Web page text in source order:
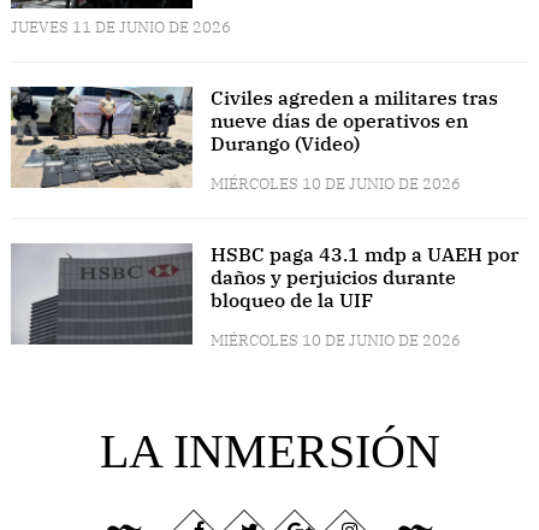
JUEVES 11 DE JUNIO DE 2026
Civiles agreden a militares tras
nueve días de operativos en
Durango (Video)
MIÉRCOLES 10 DE JUNIO DE 2026
HSBC paga 43.1 mdp a UAEH por
daños y perjuicios durante
bloqueo de la UIF
MIÉRCOLES 10 DE JUNIO DE 2026
LA INMERSIÓN